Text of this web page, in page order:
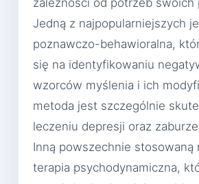
zależności od potrzeb swoich
Jedną z najpopularniejszych
poznawczo-behawioralna,
się na identyfikowaniu
wzorców myślenia i ich
metoda jest szczególnie
leczeniu depresji oraz
Inną powszechnie stosowaną
terapia psychodynamiczna,